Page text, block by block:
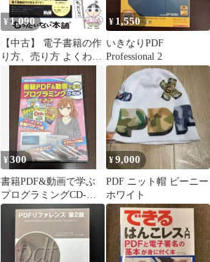
¥ 1,090
【中古】 電子書籍の作
り方、売り方 よくわか
版 / 加藤雅士 / エムデ
ィエヌコーポレーショ
¥ 1,550
いきなりPDF
Professional 2
¥300
書籍PDF&動画で学ぶ
プログラミングCD-
ROM
¥9,000
PDF ニット帽 ビーニー
ホワイト